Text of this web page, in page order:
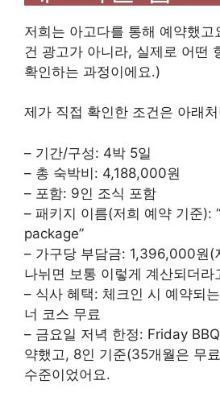
저희는 아고다를 통해 예약했
건 광고가 아니라, 실제로 어떤
확인하는 과정이에요.)
제가 직접 확인한 조건은 아래
– 기간/구성: 4박 5일
– 총 숙박비: 4,188,000원
– 포함: 9인 조식 포함
– 패키지 이름(저희 예약 기준):
package”
– 가구당 부담금: 1,396,000원(
나뉘면 보통 이렇게 계산되더라
– 식사 혜택: 체크인 시 예약되
너 코스 무료
– 금요일 저녁 한정: Friday
약했고, 8인 기준(35개월은 무
수준이었어요.